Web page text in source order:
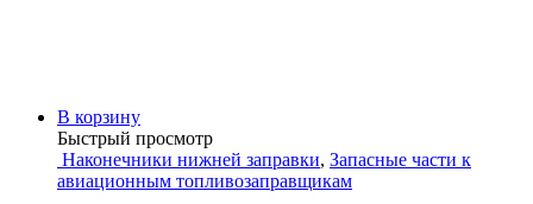
В корзину
Быстрый просмотр
Наконечники нижней заправки, Запасные части к
авиационным топливозаправщикам